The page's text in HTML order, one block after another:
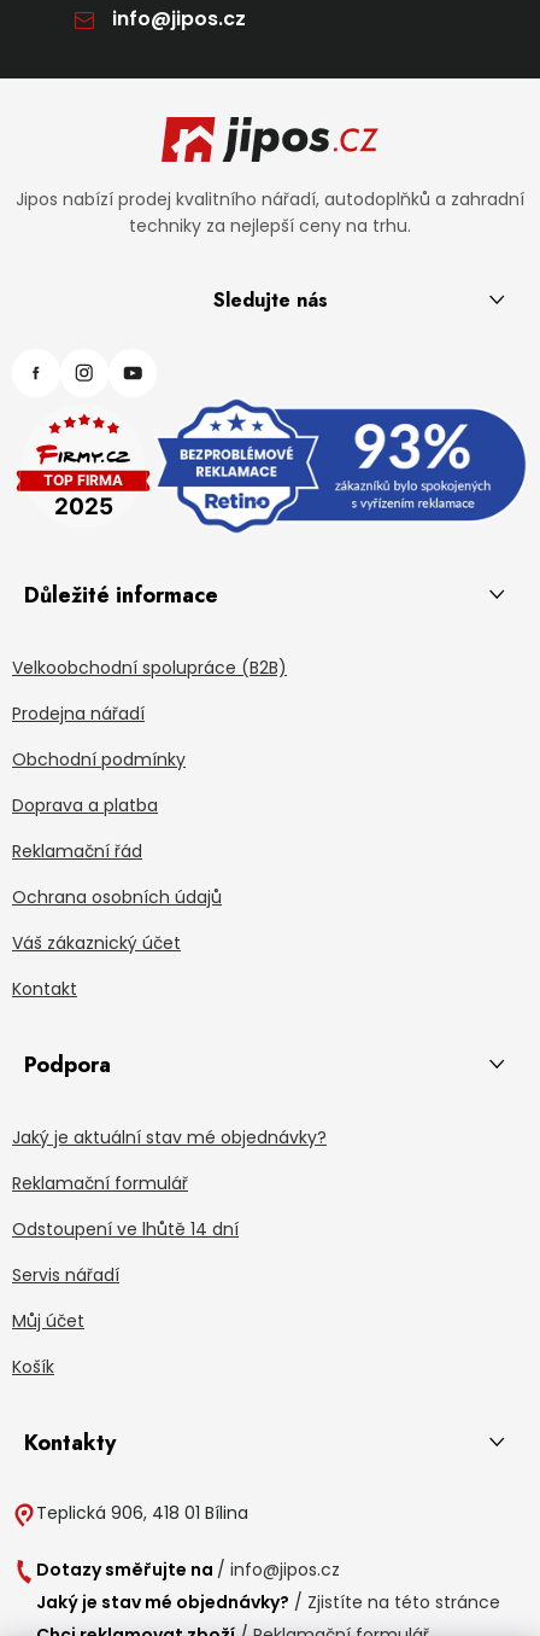
info@jipos.cz
Jipos nabízí prodej kvalitního nářadí, autodoplňků a zahradní
techniky za nejlepší ceny na trhu.
Sledujte nás
Důležité informace
Velkoobchodní spolupráce (B2B)
Prodejna nářadí
Obchodní podmínky
Doprava a platba
Reklamační řád
Ochrana osobních údajů
Váš zákaznický účet
Kontakt
Podpora
Jaký je aktuální stav mé objednávky?
Reklamační formulář
Odstoupení ve lhůtě 14 dní
Servis nářadí
Můj účet
Košík
Kontakty
Teplická 906, 418 01 Bílina
Dotazy směřujte na / info@jipos.cz
Jaký je stav mé objednávky? / Zjistíte na této stránce